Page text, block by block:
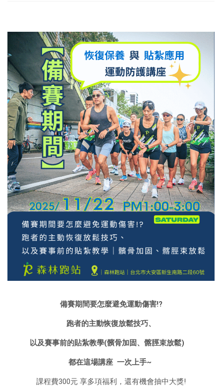
備賽期間要怎麼避免運動傷害!?
跑者的主動恢復放鬆技巧、
以及賽事前的貼紮教學(髕骨加固、髂脛束放鬆)
都在這場講座 一次上手~
課程費300元 享多項福利，還有機會抽中大獎!